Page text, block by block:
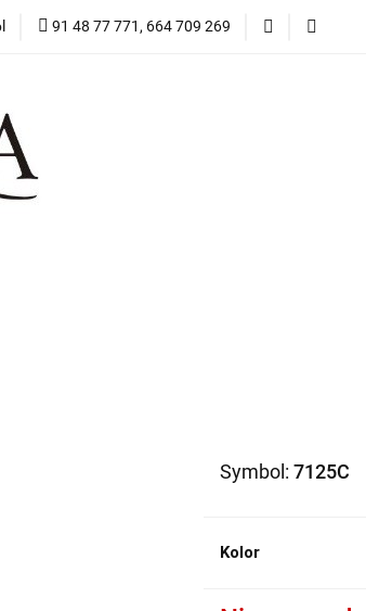
91 48 77 771, 664 709 269
Oprawy Damskie Oprawy
Przeciwsłoneczne
Symbol: 7125C
Kolor